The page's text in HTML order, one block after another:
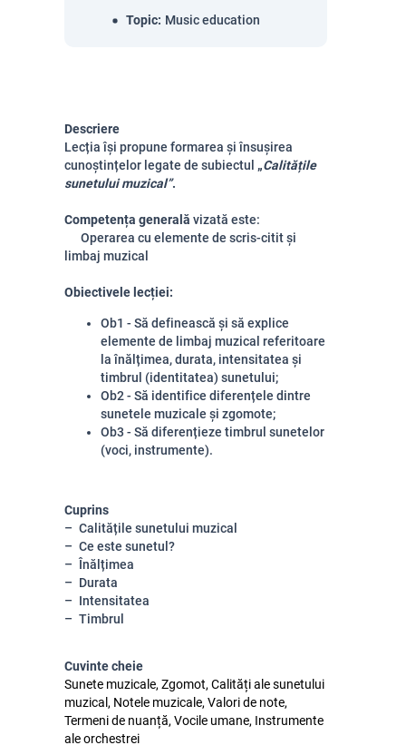
Topic: Music education
Descriere
Lecția își propune formarea și însușirea
cunoștințelor legate de subiectul „Calitățile
sunetului muzical”.
Competența generală vizată este:
Operarea cu elemente de scris-citit și
limbaj muzical
Obiectivele lecției:
Ob1 - Să definească și să explice
elemente de limbaj muzical referitoare
la înălțimea, durata, intensitatea și
timbrul (identitatea) sunetului;
Ob2 - Să identifice diferențele dintre
sunetele muzicale și zgomote;
Ob3 - Să diferențieze timbrul sunetelor
(voci, instrumente).
Cuprins
Calitățile sunetului muzical
Ce este sunetul?
Înălțimea
Durata
Intensitatea
Timbrul
Cuvinte cheie
Sunete muzicale, Zgomot, Calități ale sunetului
muzical, Notele muzicale, Valori de note,
Termeni de nuanță, Vocile umane, Instrumente
ale orchestrei